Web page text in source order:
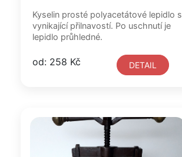
Kyselin prosté polyacetátové lepidlo s
vynikající přilnavostí. Po uschnutí je
lepidlo průhledné.
od: 258 Kč DETAIL